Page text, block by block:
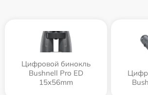
Цифровой бинокль
Bushnell Pro ED
15x56mm